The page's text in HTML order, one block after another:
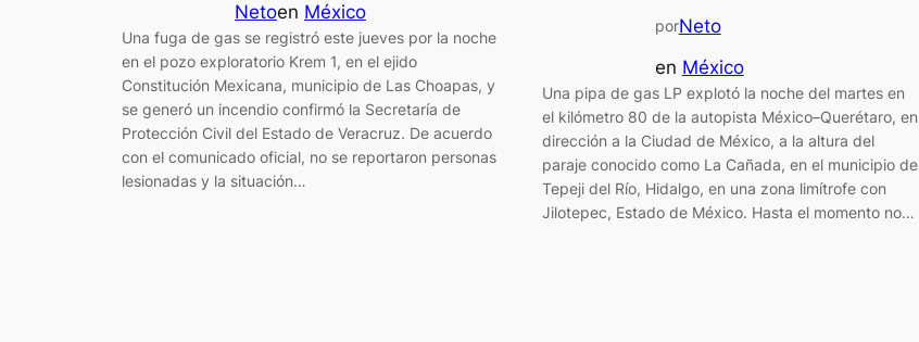
Netoen México
Una fuga de gas se registró este jueves por la noche
en el pozo exploratorio Krem 1, en el ejido
Constitución Mexicana, municipio de Las Choapas, y
se generó un incendio confirmó la Secretaría de
Protección Civil del Estado de Veracruz. De acuerdo
con el comunicado oficial, no se reportaron personas
lesionadas y la situación…
porNeto
en México
Una pipa de gas LP explotó la noche del martes en
el kilómetro 80 de la autopista México–Querétaro, en
dirección a la Ciudad de México, a la altura del
paraje conocido como La Cañada, en el municipio de
Tepeji del Río, Hidalgo, en una zona limítrofe con
Jilotepec, Estado de México. Hasta el momento no…